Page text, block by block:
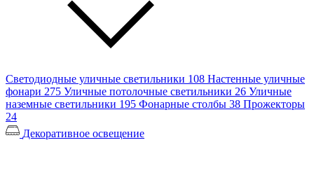
Светодиодные уличные светильники 108 Настенные уличные
фонари 275 Уличные потолочные светильники 26 Уличные
наземные светильники 195 Фонарные столбы 38 Прожекторы
24
Декоративное освещение